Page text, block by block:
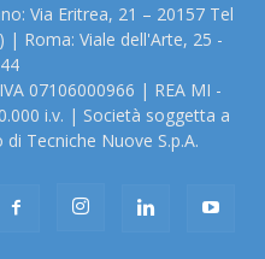
Via Eritrea, 21 – 20157 Tel
| Roma: Viale dell'Arte, 25 -
07106000966 | REA MI -
i.v. | Società soggetta a
Tecniche Nuove S.p.A.